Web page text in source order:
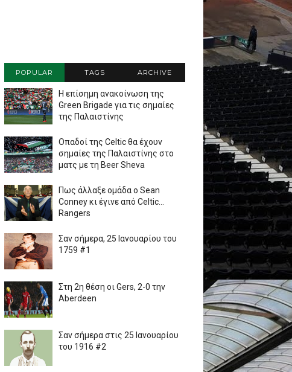
POPULAR TAGS ARCHIVE
Η επίσημη ανακοίνωση της
Green Brigade για τις σημαίες
της Παλαιστίνης
Οπαδοί της Celtic θα έχουν
σημαίες της Παλαιστίνης στο
ματς με τη Beer Sheva
Πως άλλαξε ομάδα ο Sean
Conney κι έγινε από Celtic...
Rangers
Σαν σήμερα, 25 Ιανουαρίου του
1759 #1
Στη 2η θέση οι Gers, 2-0 την
Aberdeen
Σαν σήμερα στις 25 Ιανουαρίου
του 1916 #2